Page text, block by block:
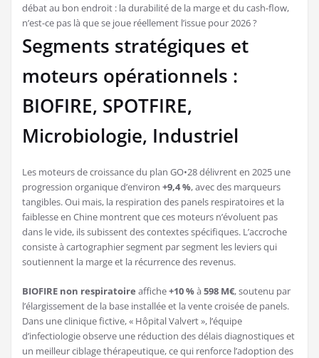
débat au bon endroit : la durabilité de la marge et du cash-flow,
n’est-ce pas là que se joue réellement l’issue pour 2026 ?
Segments stratégiques et
moteurs opérationnels :
BIOFIRE, SPOTFIRE,
Microbiologie, Industriel
Les moteurs de croissance du plan GO•28 délivrent en 2025 une
progression organique d’environ +9,4 %, avec des marqueurs
tangibles. Oui mais, la respiration des panels respiratoires et la
faiblesse en Chine montrent que ces moteurs n’évoluent pas
dans le vide, ils subissent des contextes spécifiques. L’accroche
consiste à cartographier segment par segment les leviers qui
soutiennent la marge et la récurrence des revenus.
BIOFIRE non respiratoire affiche+10 %à598 M€, soutenu par
l’élargissement de la base installée et la vente croisée de panels.
Dans une clinique fictive, « Hôpital Valvert », l’équipe
d’infectiologie observe une réduction des délais diagnostiques et
un meilleur ciblage thérapeutique, ce qui renforce l’adoption des